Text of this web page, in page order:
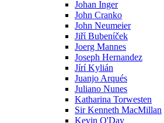
Johan Inger
John Cranko
John Neumeier
Jiřί Bubenίček
Joerg Mannes
Joseph Hernandez
Jírí Kylián
Juanjo Arqués
Juliano Nunes
Katharina Torwesten
Sir Kenneth MacMillan
Kevin O'Day